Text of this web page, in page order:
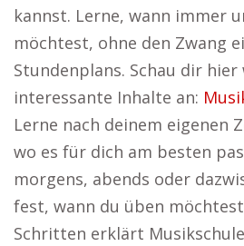
kannst. Lerne, wann immer
möchtest, ohne den Zwang
Stundenplans. Schau dir hier
interessante Inhalte an:
Lerne nach deinem eigenen
wo es für dich am besten
morgens, abends oder
fest, wann du üben
Schritten erklärt